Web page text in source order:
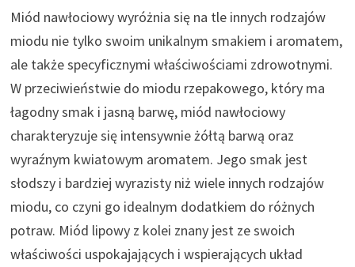
Miód nawłociowy wyróżnia się na tle innych rodzajów
miodu nie tylko swoim unikalnym smakiem i aromatem,
ale także specyficznymi właściwościami zdrowotnymi.
W przeciwieństwie do miodu rzepakowego, który ma
łagodny smak i jasną barwę, miód nawłociowy
charakteryzuje się intensywnie żółtą barwą oraz
wyraźnym kwiatowym aromatem. Jego smak jest
słodszy i bardziej wyrazisty niż wiele innych rodzajów
miodu, co czyni go idealnym dodatkiem do różnych
potraw. Miód lipowy z kolei znany jest ze swoich
właściwości uspokajających i wspierających układ